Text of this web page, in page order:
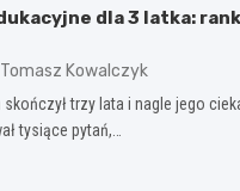
dla 3 latka:
Tomasz Kowalczyk
trzy lata i nagle jego
tysiące pytań,…